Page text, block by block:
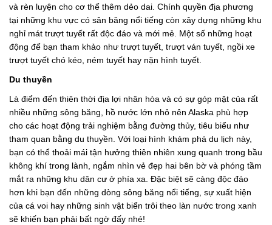
và rèn luyện cho cơ thể thêm dẻo dai. Chính quyền địa phương
tại những khu vực có sân băng nổi tiếng còn xây dựng những khu
nghỉ mát trượt tuyết rất độc đáo và mới mẻ. Một số những hoạt
động để bạn tham khảo như trượt tuyết, trượt ván tuyết, ngồi xe
trượt tuyết chó kéo, ném tuyết hay nặn hình tuyết.
Du thuyền
Là điểm đến thiên thời địa lợi nhân hòa và có sự góp mặt của rất
nhiều những sông băng, hồ nước lớn nhỏ nên Alaska phù hợp
cho các hoạt động trải nghiệm bằng đường thủy, tiêu biểu như
tham quan bằng du thuyền. Với loại hình khám phá du lịch này,
bạn có thể thoải mái tận hưởng thiên nhiên xung quanh trong bầu
không khí trong lành, ngắm nhìn vẻ đẹp hai bên bờ và phóng tầm
mắt ra những khu dân cư ở phía xa. Đặc biệt sẽ càng độc đáo
hơn khi bạn đến những dòng sông băng nổi tiếng, sự xuất hiện
của cá voi hay những sinh vật biển trôi theo làn nước trong xanh
sẽ khiến bạn phải bất ngờ đấy nhé!